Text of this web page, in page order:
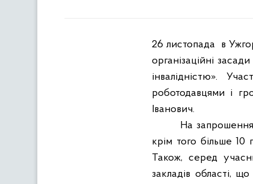
26 листопада в
організаційні
інвалідністю».
роботодавцями і
Іванович.
На запрошення
крім того більше 10
Також, серед
закладів області,